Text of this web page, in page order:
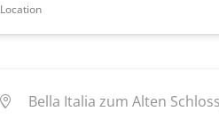
Location
Bella Italia zum Alten